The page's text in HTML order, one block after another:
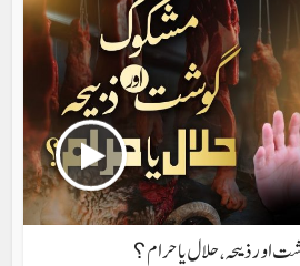
اور ذبیحہ، حلال یا حرام؟